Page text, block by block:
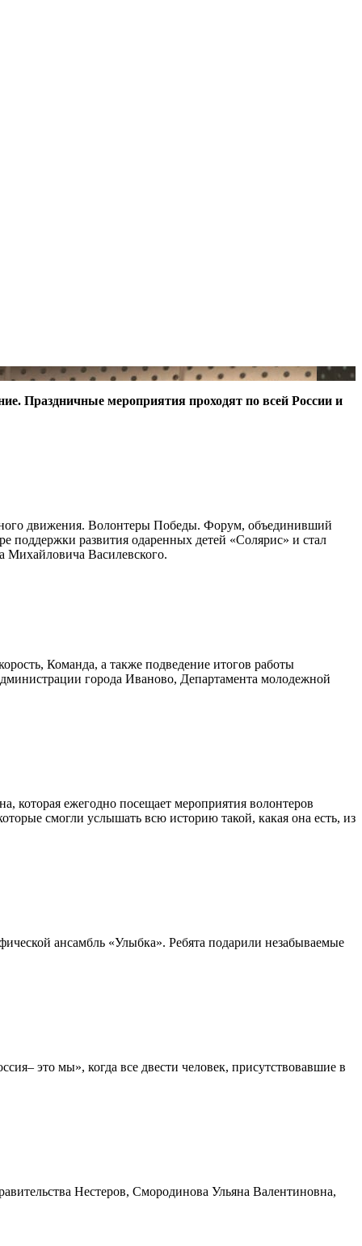
Праздничные мероприятия проходят по всей России и
движения. Волонтеры Победы. Форум, объединивший
развития одаренных детей «Солярис» и стал
Михайловича Василевского.
Команда, а также подведение итогов работы
города Иваново, Департамента молодежной
которая ежегодно посещает мероприятия волонтеров
смогли услышать всю историю такой, какая она есть, из
ансамбль «Улыбка». Ребята подарили незабываемые
это мы», когда все двести человек, присутствовавшие в
Нестеров, Смородинова Ульяна Валентиновна,